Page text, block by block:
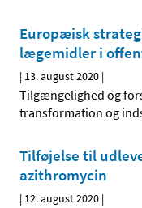
Europæisk
lægemidler i
| 13. august 2020 |
Tilgængelighed og
transformation og
Tilføjelse til
azithromycin
| 12. august 2020 |